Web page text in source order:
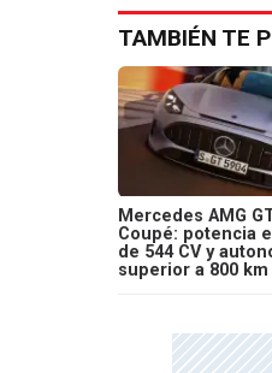
TAMBIÉN TE
Mercedes AMG
Coupé: potencia
de 544 CV y
superior a 800 km